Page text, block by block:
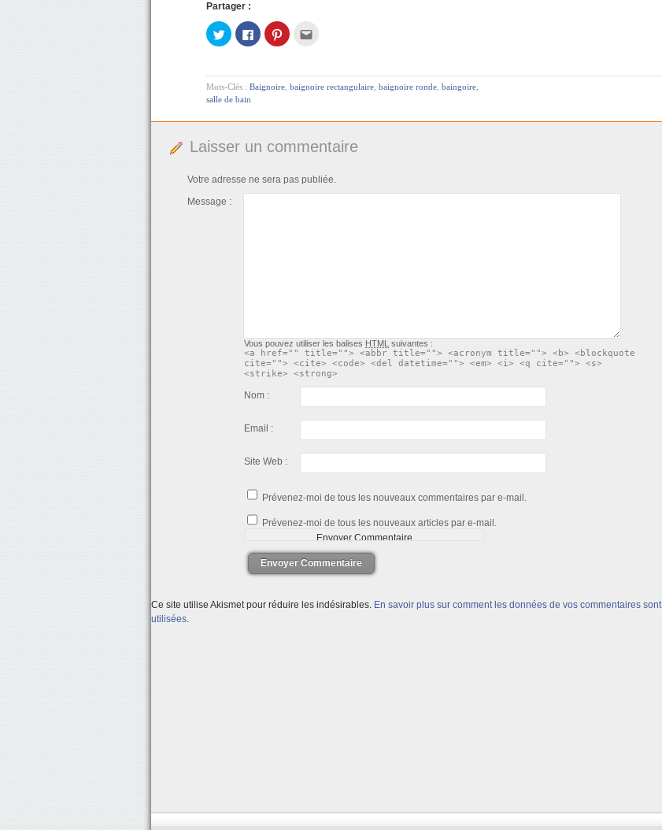
Partager :
Cliquez
pour
partager
dans
une
nouvelle
fenêtre)
Cliquez
pour
partager
dans
une
Cliquez
pour
dans
une
mail
à
une
fenêtre)
Mots-Clés : Baignoire baignoire rectangulaire baignoire ronde baingoire
salle de bain
Laisser un commentaire
Votre adresse ne sera pas publiée.
Message :
Vous pouvez utiliser les balises HTML suivantes :
<a href="" title=""> <abbr title=""> <acronym title=""> <b> <blockquote
cite=""> <cite> <code> <del datetime=""> <em> <i> <q cite=""> <s>
<strike> <strong>
Nom :
Email :
Site Web :
Prévenez-moi de tous les nouveaux commentaires par e-mail.
Prévenez-moi de tous les nouveaux articles par e-mail.
Envoyer Commentaire
Ce site utilise Akismet pour réduire les indésirables. En savoir plus sur comment les données de vos commentaires sont
utilisées.